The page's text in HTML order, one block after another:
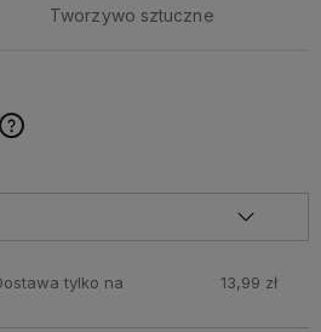
Tworzywo sztuczne
tylko na
13,99 zł